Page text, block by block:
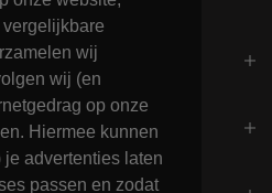
wij
wij (en
op onze
Hiermee kunnen
advertenties laten
passen en zodat